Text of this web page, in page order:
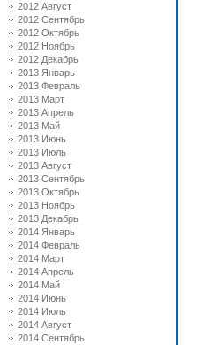
2012 Август
2012 Сентябрь
2012 Октябрь
2012 Ноябрь
2012 Декабрь
2013 Январь
2013 Февраль
2013 Март
2013 Апрель
2013 Май
2013 Июнь
2013 Июль
2013 Август
2013 Сентябрь
2013 Октябрь
2013 Ноябрь
2013 Декабрь
2014 Январь
2014 Февраль
2014 Март
2014 Апрель
2014 Май
2014 Июнь
2014 Июль
2014 Август
2014 Сентябрь